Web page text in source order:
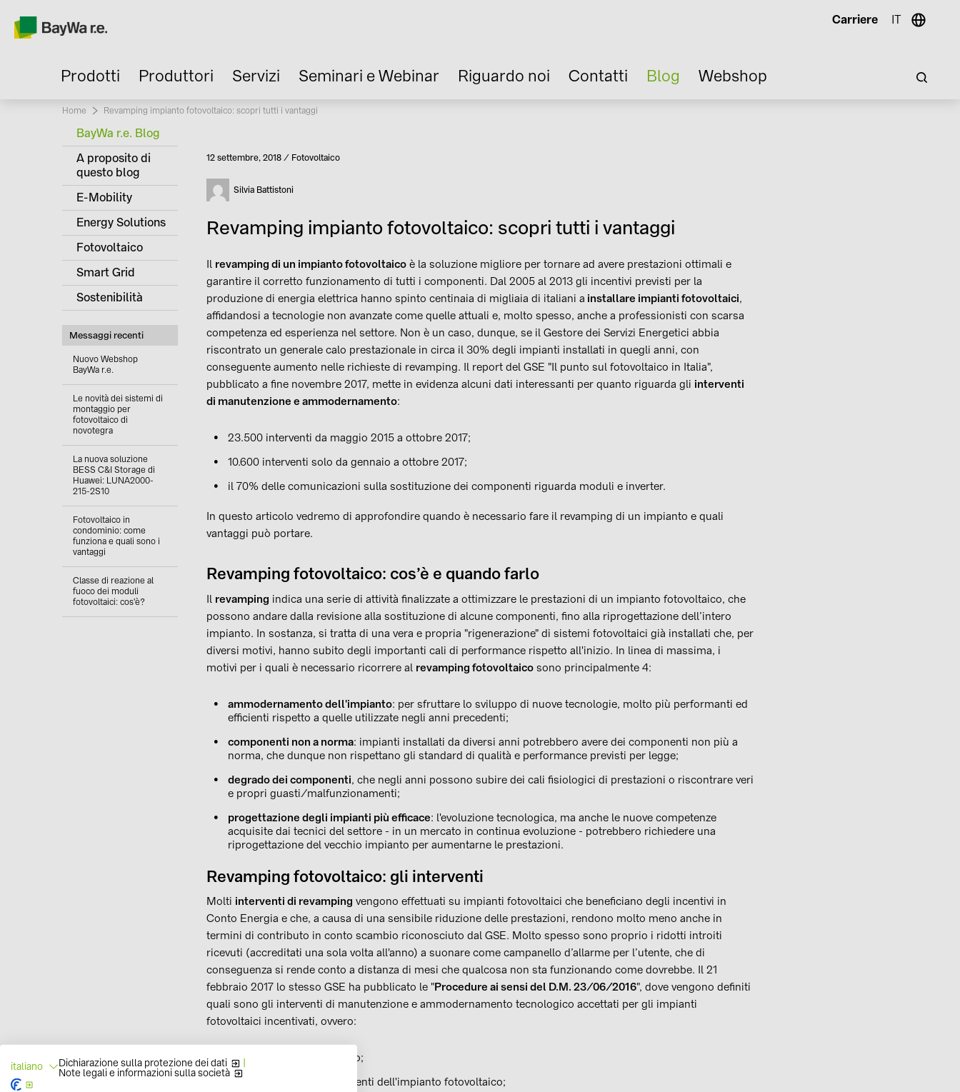
Carriere IT
Prodotti Produttori Servizi Seminari e Webinar Riguardo noi Contatti Blog Webshop
Home Current:
Revamping impianto fotovoltaico: scopri tutti i vantaggi
BayWa r.e. Blog
A proposito di
questo blog
E-Mobility
Energy Solutions
Fotovoltaico
Smart Grid
Sostenibilità
Messaggi recenti
Nuovo Webshop
BayWa r.e.
Le novità dei sistemi di
montaggio per
fotovoltaico di
novotegra
La nuova soluzione
BESS C&I Storage di
Huawei: LUNA2000-
215-2S10
Fotovoltaico in
condominio: come
funziona e quali sono i
vantaggi
Classe di reazione al
fuoco dei moduli
fotovoltaici: cos'è?
Pubblicato
12 settembre, 2018 Categoria
Fotovoltaico
Autore Silvia Battistoni
Revamping impianto fotovoltaico: scopri tutti i vantaggi
Il revamping di un impianto fotovoltaicoè la soluzione migliore per tornare ad avere prestazioni ottimali e
garantire il corretto funzionamento di tutti i componenti. Dal 2005 al 2013 gli incentivi previsti per la
produzione di energia elettrica hanno spinto centinaia di migliaia di italiani a installare impianti fotovoltaici,
affidandosi a tecnologie non avanzate come quelle attuali e, molto spesso, anche a professionisti con scarsa
competenza ed esperienza nel settore. Non è un caso, dunque, se il Gestore dei Servizi Energetici abbia
riscontrato un generale calo prestazionale in circa il 30% degli impianti installati in quegli anni, con
conseguente aumento nelle richieste di revamping. Il report del GSE "Il punto sul fotovoltaico in Italia",
pubblicato a fine novembre 2017, mette in evidenza alcuni dati interessanti per quanto riguarda gli interventi
di manutenzione e ammodernamento:
23.500 interventi da maggio 2015 a ottobre 2017;
10.600 interventi solo da gennaio a ottobre 2017;
il 70% delle comunicazioni sulla sostituzione dei componenti riguarda moduli e inverter.
In questo articolo vedremo di approfondire quando è necessario fare il revamping di un impianto e quali
vantaggi può portare.
Revamping fotovoltaico: cos’è e quando farlo
Il revamping indica una serie di attività finalizzate a ottimizzare le prestazioni di un impianto fotovoltaico, che
possono andare dalla revisione alla sostituzione di alcune componenti, fino alla riprogettazione dell’intero
impianto. In sostanza, si tratta di una vera e propria "rigenerazione" di sistemi fotovoltaici già installati che, per
diversi motivi, hanno subito degli importanti cali di performance rispetto all'inizio. In linea di massima, i
motivi per i quali è necessario ricorrere al revamping fotovoltaicosono principalmente 4:
ammodernamento dell'impianto: per sfruttare lo sviluppo di nuove tecnologie, molto più performanti ed
efficienti rispetto a quelle utilizzate negli anni precedenti;
componenti non a norma: impianti installati da diversi anni potrebbero avere dei componenti non più a
norma, che dunque non rispettano gli standard di qualità e performance previsti per legge;
degrado dei componenti, che negli anni possono subire dei cali fisiologici di prestazioni o riscontrare veri
e propri guasti/malfunzionamenti;
progettazione degli impianti più efficace: l'evoluzione tecnologica, ma anche le nuove competenze
acquisite dai tecnici del settore - in un mercato in continua evoluzione - potrebbero richiedere una
riprogettazione del vecchio impianto per aumentarne le prestazioni.
Revamping fotovoltaico: gli interventi
Molti interventi di revamping vengono effettuati su impianti fotovoltaici che beneficiano degli incentivi in
Conto Energia e che, a causa di una sensibile riduzione delle prestazioni, rendono molto meno anche in
termini di contributo in conto scambio riconosciuto dal GSE. Molto spesso sono proprio i ridotti introiti
ricevuti (accreditati una sola volta all'anno) a suonare come campanello d’allarme per l’utente, che di
conseguenza si rende conto a distanza di mesi che qualcosa non sta funzionando come dovrebbe. Il 21
febbraio 2017 lo stesso GSE ha pubblicato le "Procedure ai sensi del D.M. 23/06/2016", dove vengono definiti
quali sono gli interventi di manutenzione e ammodernamento tecnologico accettati per gli impianti
fotovoltaici incentivati, ovvero:
spostamento dell'impianto;
spostamento dei componenti dell'impianto fotovoltaico;
italiano Dichiarazione sulla protezione dei dati |
Note legali e informazioni sulla società